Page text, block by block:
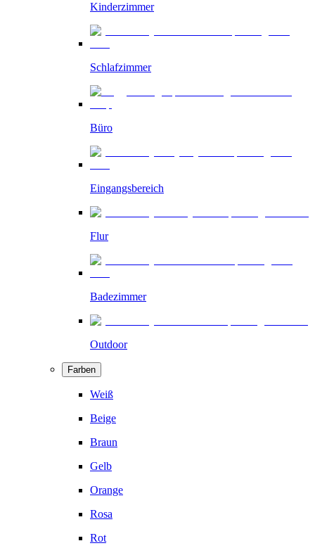
Kinderzimmer
Schlafzimmer
Büro
Eingangsbereich
Flur
Badezimmer
Outdoor
Farben
Weiß
Beige
Braun
Gelb
Orange
Rosa
Rot